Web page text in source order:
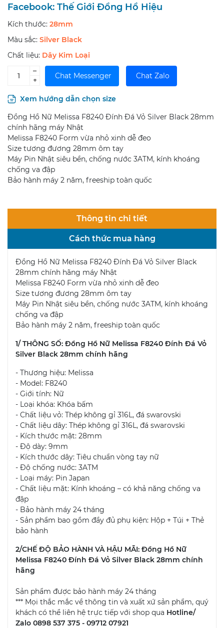
Facebook: Thế Giới Đồng Hồ Hiệu
Kích thước: 28mm
Màu sắc: Silver Black
Chất liệu: Dây Kim Loại
–
+
Chat Messenger Chat Zalo
Xem hướng dẫn chọn size
Đồng Hồ Nữ Melissa F8240 Đính Đá Vỏ Silver Black 28mm
chính hãng máy Nhật
Melissa F8240 Form vừa nhỏ xinh dễ đeo
Size tương đương 28mm ôm tay
Máy Pin Nhật siêu bền, chống nước 3ATM, kính khoáng
chống va đập
Bảo hành máy 2 năm, freeship toàn quốc
Thông tin chi tiết
Cách thức mua hàng
Đồng Hồ Nữ Melissa F8240 Đính Đá Vỏ Silver Black
28mm chính hãng máy Nhật
Melissa F8240 Form vừa nhỏ xinh dễ đeo
Size tương đương 28mm ôm tay
Máy Pin Nhật siêu bền, chống nước 3ATM, kính khoáng
chống va đập
Bảo hành máy 2 năm, freeship toàn quốc
1/ THÔNG SỐ: Đồng Hồ Nữ Melissa F8240 Đính Đá Vỏ
Silver Black 28mm chính hãng
- Thương hiệu: Melissa
- Model: F8240
- Giới tính: Nữ
- Loại khóa: Khóa bấm
- Chất liệu vỏ: Thép không gỉ 316L, đá swarovski
- Chất liệu dây: Thép không gỉ 316L, đá swarovski
- Kích thước mặt: 28mm
- Độ dày: 9mm
- Kích thước dây: Tiêu chuẩn vòng tay nữ
- Độ chống nước: 3ATM
- Loại máy: Pin Japan
- Chất liệu mặt: Kính khoáng – có khả năng chống va
đập
- Bảo hành máy 24 tháng
- Sản phẩm bao gồm đầy đủ phụ kiện: Hộp + Túi + Thẻ
bảo hành
2/CHẾ ĐỘ BẢO HÀNH VÀ HẬU MÃI: Đồng Hồ Nữ
Melissa F8240 Đính Đá Vỏ Silver Black 28mm chính
hãng
Sản phẩm được bảo hành máy 24 tháng
*** Mọi thắc mắc về thông tin và xuất xứ sản phẩm, quý
khách có thể liên hệ trực tiếp với shop qua Hotline/
Zalo 0898 537 375 - 09712 07921